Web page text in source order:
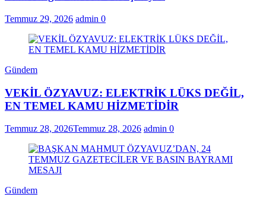
Temmuz 29, 2026 admin 0
Gündem
VEKİL ÖZYAVUZ: ELEKTRİK LÜKS DEĞİL,
EN TEMEL KAMU HİZMETİDİR
Temmuz 28, 2026Temmuz 28, 2026 admin 0
Gündem